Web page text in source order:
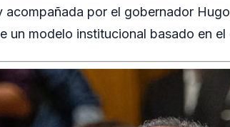
por el gobernador
un modelo institucional basado en